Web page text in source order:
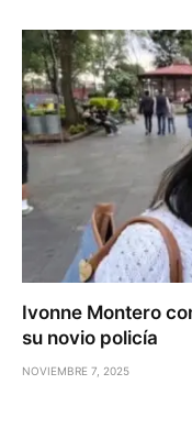
Ivonne Montero
su novio policía
NOVIEMBRE 7, 2025